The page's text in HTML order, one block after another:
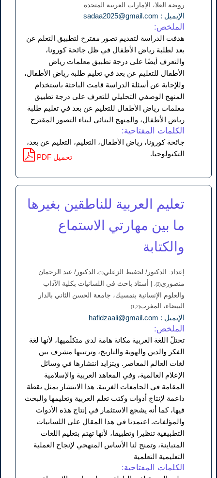
روضة العلا، الإمارات العربية المتحدة
الإيميل : sadaa2025@gmail.com
الملخص:
هدفت الدراسة لتقديم تصور مقترح لتطبيق التعلم عن
بعد لطلبة رياض الأطفال في ظل جائحة كورونا،
والتعرف أيضًا على درجة تطبيق معلمات رياض
الأطفال للتعليم عن بعد في تعليم طلبة رياض الأطفال،
وللإجابة عن أسئلة الدراسة قامت الباحثة باستخدام
المنهج الوصفي التحليلي للتعرف على درجة تطبيق
معلمات رياض الأطفال للتعليم عن بعد في تعليم طلبة
رياض الأطفال، والمنهج البنائي لبناء التصور المقترح
الكلمات المفتاحية:
جائحة كورونا، رياض الأطفال، التعليم، التعليم عن بعد،
التكنولوجيا.
PDF تحميل
تعليم العربية للناطقين بغيرها
ما بين مهارتي الاستماع
والكتابة
إعداد: الدكتور/ لحفيظ الزعلي(1)،
الدكتور/ عبد الرحمان
منصوري(2)،
| أستاذ باحث في اللسانيات بكلية الآداب
والعلوم الإنسانية بنمسيك، جامعة الحسن الثاني بالدار
البيضاء، المغرب(1,2)
الإيميل : hafidzaali@gmail.com
الملخص:
تحتلّ اللغة العربية مكانة هامة لدى متكلّميها، لأنها لغة
الفكر والدين والهوية والتاريخ، وترتيبها مشرف بين
لغات العالم المعاصر. ويتزايد انتشارها في وسائل
الإعلام العالمية، وفي المعاهد العربية والإسلامية
المقامة في الجامعات الغربية. هذا الانتشار يمثل نقطة
داعمة لإنتاج أدوات وكتب تعلم العربية وتعليمها والبحث
فيها، كما أنه يشجع الاستثمار في إنتاج هذه الأدوات
والمؤلفات. اعتمدنا في هذا المقال على اللسانيات
التطبيقية تنظيرا وتطبيقا، لأنها تهتم بتعليم اللغات
المتباينة، وتمنح لنا الأساس المنهجي لإنجاح العملية
التعليمية التعلمية
الكلمات المفتاحية: